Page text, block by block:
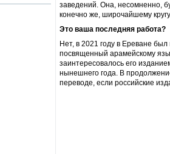
заведений. Она, несомненно,
конечно же, широчайшему
Это ваша последняя работа?
Нет, в 2021 году в Ереване
посвященный арамейскому
заинтересовалось его
нынешнего года. В
переводе, если российские